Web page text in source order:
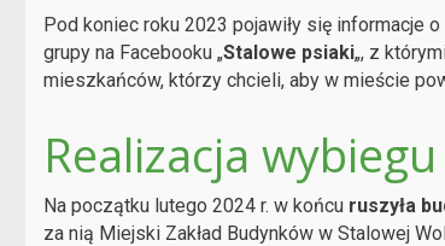
Pod koniec roku 2023 pojawiły się informacje
grupy na Facebooku „Stalowe psiaki„, z
mieszkańców, którzy chcieli, aby w mieście
Realizacja
Na początku lutego 2024 r. w końcu ruszyła
za nią Miejski Zakład Budynków w Stalowej